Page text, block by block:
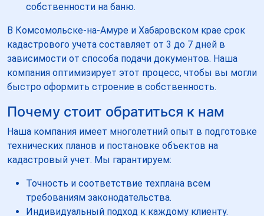
собственности на баню.
В Комсомольске-на-Амуре и Хабаровском крае срок
кадастрового учета составляет от 3 до 7 дней в
зависимости от способа подачи документов. Наша
компания оптимизирует этот процесс, чтобы вы могли
быстро оформить строение в собственность.
Почему стоит обратиться к нам
Наша компания имеет многолетний опыт в подготовке
технических планов и постановке объектов на
кадастровый учет. Мы гарантируем:
Точность и соответствие техплана всем
требованиям законодательства.
Индивидуальный подход к каждому клиенту.